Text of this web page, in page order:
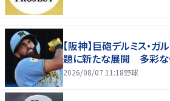
【阪神】巨砲デルミス・ガ
題に新たな展開 多彩な
2026/08/07 11:18野球